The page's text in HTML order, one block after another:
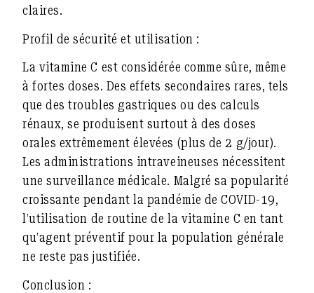
claires.
Profil de sécurité et utilisation :
La vitamine C est considérée comme sûre, même
à fortes doses. Des effets secondaires rares, tels
que des troubles gastriques ou des calculs
rénaux, se produisent surtout à des doses
orales extrêmement élevées (plus de 2 g/jour).
Les administrations intraveineuses nécessitent
une surveillance médicale. Malgré sa popularité
croissante pendant la pandémie de COVID-19,
l’utilisation de routine de la vitamine C en tant
qu’agent préventif pour la population générale
ne reste pas justifiée.
Conclusion :